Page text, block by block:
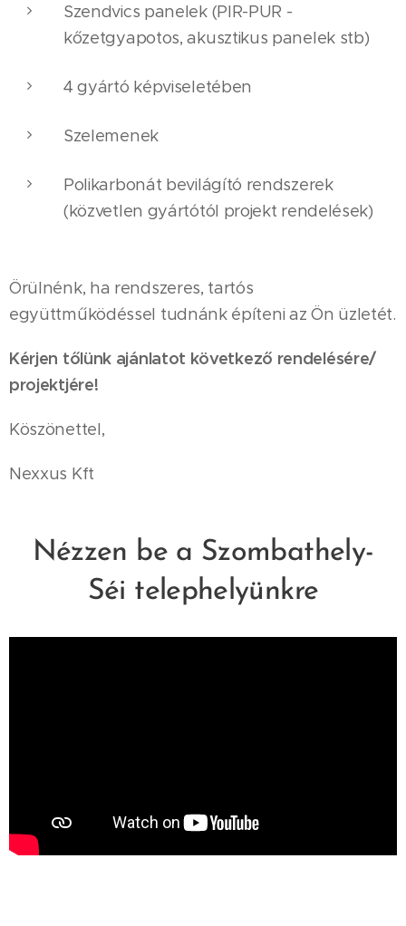
Szendvics panelek (PIR-PUR -
kőzetgyapotos, akusztikus panelek stb)
4 gyártó képviseletében
Szelemenek
Polikarbonát bevilágító rendszerek
(közvetlen gyártótól projekt rendelések)
Örülnénk, ha rendszeres, tartós
együttműködéssel tudnánk építeni az Ön üzletét.
Kérjen tőlünk ajánlatot következő rendelésére/
projektjére!
Köszönettel,
Nexxus Kft
Nézzen be a Szombathely-
Séi telephelyünkre